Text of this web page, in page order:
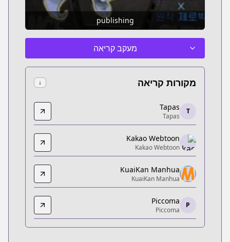
publishing
מעקב קריאה
מקורות קריאה ↓
Tapas
Tapas
https://tapas.io/series/log-in-murim/info
Kakao Webtoon
Kakao Webtoon
content/로그인-무림/2384?tab=episode
KuaiKan Manhua
KuaiKan Manhua
www.kuaikanmanhua.com/web/topic/11042/
Piccoma
Piccoma
T
Tapas
Tapas
Kakao Webtoon
Kakao Webtoon
KuaiKan Manhua
KuaiKan Manhua
P
Piccoma
Piccoma